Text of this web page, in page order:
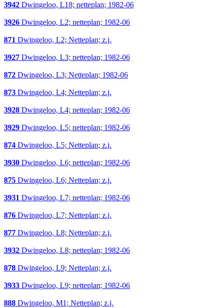
3942 Dwingeloo, L18; netteplan; 1982-06
3926 Dwingeloo, L2; netteplan; 1982-06
871 Dwingeloo, L2; Netteplan; z.j.
3927 Dwingeloo, L3; netteplan; 1982-06
872 Dwingeloo, L3; Netteplan; 1982-06
873 Dwingeloo, L4; Netteplan; z.j.
3928 Dwingeloo, L4; netteplan; 1982-06
3929 Dwingeloo, L5; netteplan; 1982-06
874 Dwingeloo, L5; Netteplan; z.j.
3930 Dwingeloo, L6; netteplan; 1982-06
875 Dwingeloo, L6; Netteplan; z.j.
3931 Dwingeloo, L7; netteplan; 1982-06
876 Dwingeloo, L7; Netteplan; z.j.
877 Dwingeloo, L8; Netteplan; z.j.
3932 Dwingeloo, L8; netteplan; 1982-06
878 Dwingeloo, L9; Netteplan; z.j.
3933 Dwingeloo, L9; netteplan; 1982-06
888 Dwingeloo, M1; Netteplan; z.j.